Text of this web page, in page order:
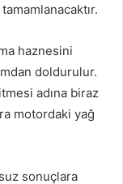
haznesini
doldurulur.
adına biraz
motordaki yağ
sonuçlara